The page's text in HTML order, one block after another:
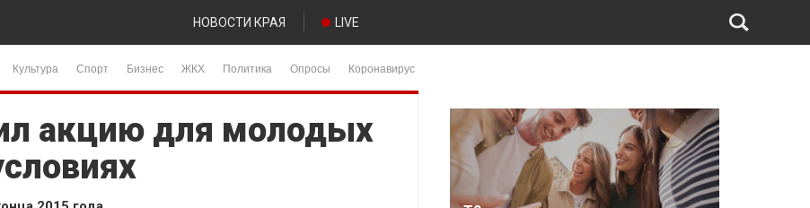
НОВОСТИ КРАЯ LIVE
Культура Спорт Бизнес ЖКХ Политика Опросы Коронавирус
акцию для молодых